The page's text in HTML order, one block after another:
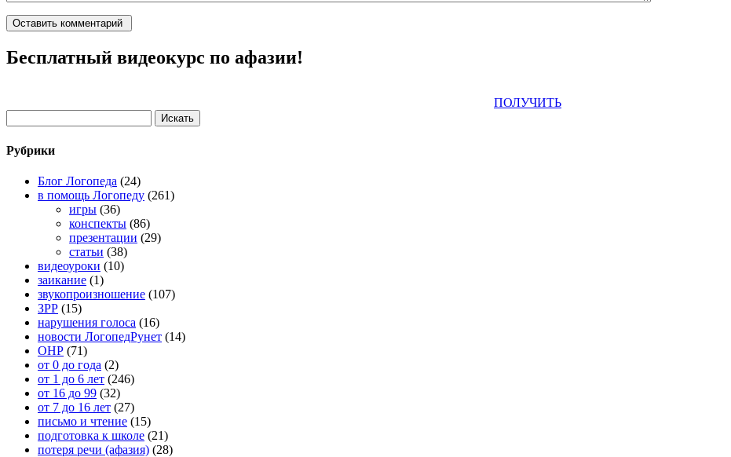
Бесплатный видеокурс по афазии!
ПОЛУЧИТЬ
Рубрики
Блог Логопеда (24)
в помощь Логопеду (261)
игры (36)
конспекты (86)
презентации (29)
статьи (38)
видеоуроки (10)
заикание (1)
звукопроизношение (107)
ЗРР (15)
нарушения голоса (16)
новости ЛогопедРунет (14)
ОНР (71)
от 0 до года (2)
от 1 до 6 лет (246)
от 16 до 99 (32)
от 7 до 16 лет (27)
письмо и чтение (15)
подготовка к школе (21)
потеря речи (афазия) (28)